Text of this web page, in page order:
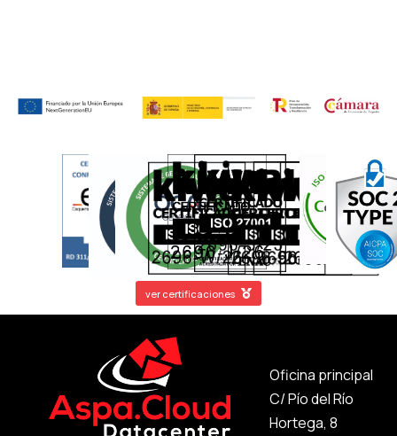
ver certificaciones
Oficina principal
C/ Pío del Río
Hortega, 8